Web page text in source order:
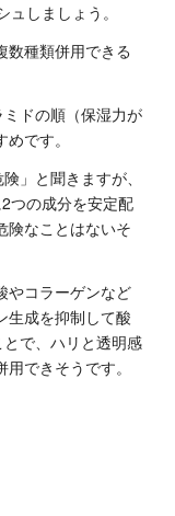
しましょう。
数種類併用できる
ドの順（保湿力が
です。
」と聞きますが、
つの成分を安定配
険なことはないそ
やコラーゲンなど
生成を抑制して酸
で、ハリと透明感
できそうです。